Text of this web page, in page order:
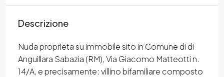
Descrizione
Nuda proprieta su immobile sito in Comune di di
Anguillara Sabazia (RM), Via Giacomo Matteotti n.
14/A, e precisamente: villino bifamiliare composto